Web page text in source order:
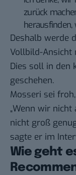
zurück
Deshalb werde
Vollbild-Ansicht
Dies soll in den
geschehen.
Mosseri sei
„Wenn wir
nicht groß
sagte er im
Wie geht